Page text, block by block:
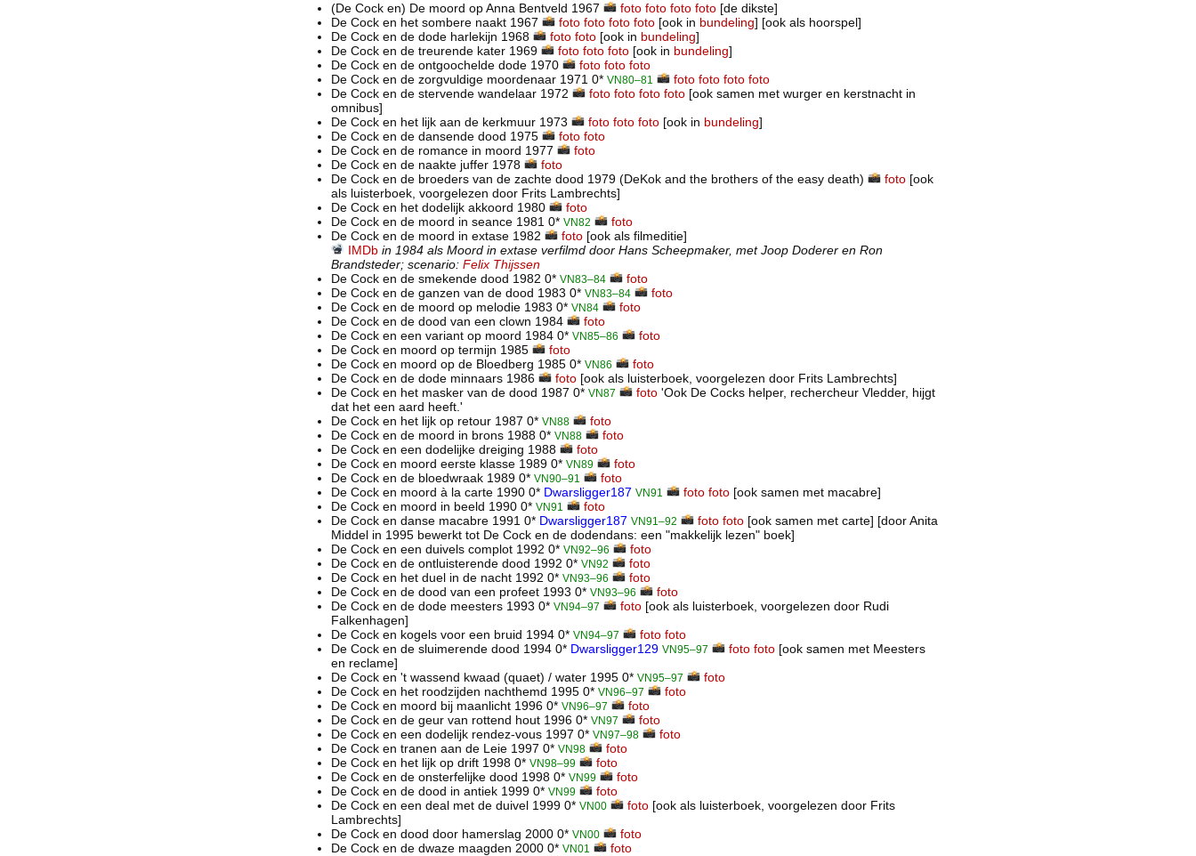
(De Cock en) De moord op Anna Bentveld 1967
foto foto foto foto[de dikste]
De Cock en het sombere naakt 1967
foto foto foto foto[ook in bundeling] [ook als hoorspel]
De Cock en de dode harlekijn 1968
foto foto[ook in bundeling]
De Cock en de treurende kater 1969
foto foto foto[ook in bundeling]
De Cock en de ontgoochelde dode 1970
foto foto foto
De Cock en de zorgvuldige moordenaar 1971 0* VN80–81 foto foto foto foto
De Cock en de stervende wandelaar 1972
foto foto foto foto[ook samen met wurger en kerstnacht in
omnibus]
De Cock en het lijk aan de kerkmuur 1973
foto foto foto[ook in bundeling]
De Cock en de dansende dood 1975
foto foto
De Cock en de romance in moord 1977
foto
De Cock en de naakte juffer 1978
foto
De Cock en de broeders van de zachte dood 1979 (DeKok and the brothers of the easy death)
foto[ook
als luisterboek, voorgelezen door Frits Lambrechts]
De Cock en het dodelijk akkoord 1980
foto
De Cock en de moord in seance 1981 0* VN82
foto
De Cock en de moord in extase 1982
foto[ook als filmeditie]
IMDb in 1984 als Moord in extase verfilmd door Hans Scheepmaker, met Joop Doderer en Ron
Brandsteder; scenario: Felix Thijssen
De Cock en de smekende dood 1982 0* VN83–84
foto
De Cock en de ganzen van de dood 1983 0* VN83–84
foto
De Cock en de moord op melodie 1983 0* VN84
foto
De Cock en de dood van een clown 1984
foto
De Cock en een variant op moord 1984 0* VN85–86
foto
De Cock en moord op termijn 1985
foto
De Cock en moord op de Bloedberg 1985 0* VN86
foto
De Cock en de dode minnaars 1986
foto[ook als luisterboek, voorgelezen door Frits Lambrechts]
De Cock en het masker van de dood 1987 0* VN87 foto'Ook De Cocks helper, rechercheur Vledder, hijgt
dat het een aard heeft.'
De Cock en het lijk op retour 1987 0* VN88
foto
De Cock en de moord in brons 1988 0* VN88
foto
De Cock en een dodelijke dreiging 1988
foto
De Cock en moord eerste klasse 1989 0* VN89
foto
De Cock en de bloedwraak 1989 0* VN90–91
foto
De Cock en moord à la carte 1990 0* Dwarsligger187 VN91 foto foto[ook samen met macabre]
De Cock en moord in beeld 1990 0* VN91
foto
De Cock en danse macabre 1991 0* Dwarsligger187 VN91–92 foto foto[ook samen met carte] [door Anita
Middel in 1995 bewerkt tot De Cock en de dodendans: een "makkelijk lezen" boek]
De Cock en een duivels complot 1992 0* VN92–96
foto
De Cock en de ontluisterende dood 1992 0* VN92
foto
De Cock en het duel in de nacht 1992 0* VN93–96
foto
De Cock en de dood van een profeet 1993 0* VN93–96
foto
De Cock en de dode meesters 1993 0* VN94–97 foto[ook als luisterboek, voorgelezen door Rudi
Falkenhagen]
De Cock en kogels voor een bruid 1994 0* VN94–97 foto foto
De Cock en de sluimerende dood 1994 0* Dwarsligger129 VN95–97 foto foto[ook samen met Meesters
en reclame]
De Cock en 't wassend kwaad (quaet) / water 1995 0* VN95–97
foto
De Cock en het roodzijden nachthemd 1995 0* VN96–97
foto
De Cock en moord bij maanlicht 1996 0* VN96–97
foto
De Cock en de geur van rottend hout 1996 0* VN97
foto
De Cock en een dodelijk rendez-vous 1997 0* VN97–98
foto
De Cock en tranen aan de Leie 1997 0* VN98
foto
De Cock en het lijk op drift 1998 0* VN98–99
foto
De Cock en de onsterfelijke dood 1998 0* VN99
foto
De Cock en de dood in antiek 1999 0* VN99
foto
De Cock en een deal met de duivel 1999 0* VN00 foto[ook als luisterboek, voorgelezen door Frits
Lambrechts]
De Cock en dood door hamerslag 2000 0* VN00
foto
De Cock en de dwaze maagden 2000 0* VN01
foto